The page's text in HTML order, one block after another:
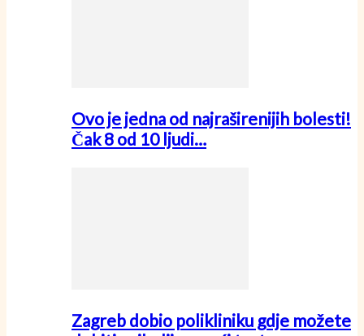
Ovo je jedna od najraširenijih bolesti!
Čak 8 od 10 ljudi…
Zagreb dobio polikliniku gdje možete